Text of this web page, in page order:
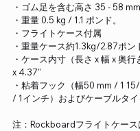
・ゴム足を含む高さ 35 - 58
・重量 0.5 kg / 1.1 ポンド。
・フライトケース付属
・重量ケース約1.3kg/2.87ポン
・ケース内寸（長さ x 幅 x 奥
x 4.37"
・粘着フック（幅50 mm / 1
/ 1インチ）およびケーブルタ
注：Rockboardフライトケー